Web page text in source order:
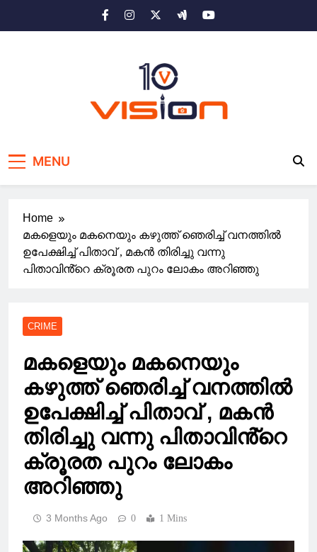
MENU
Home
മകളെയും മകനെയും കഴുത്ത് ഞെരിച്ച് വനത്തിൽ
ഉപേക്ഷിച്ച് പിതാവ് , മകൻ തിരിച്ചു വന്നു
പിതാവിൻ്റെ ക്രൂരത പുറം ലോകം അറിഞ്ഞു
CRIME
മകളെയും മകനെയും
കഴുത്ത് ഞെരിച്ച് വനത്തിൽ
ഉപേക്ഷിച്ച് പിതാവ് , മകൻ
തിരിച്ചു വന്നു പിതാവിൻ്റെ
ക്രൂരത പുറം ലോകം
അറിഞ്ഞു
3 Months Ago 0 1 Mins